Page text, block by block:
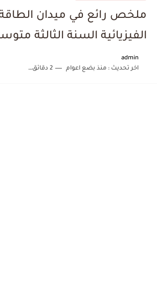
ملخص رائع في ميدان
الفيزيائية السنة الثالثة
admin
اخر تحديث :منذ بضع اعوام 2 دقائق للقراءة